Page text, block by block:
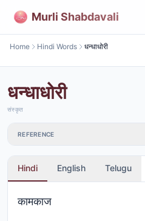
Murli Shabdavali
Home Hindi Words धन्धाधोरी
धन्धाधोरी
संस्कृत
REFERENCE
Hindi English Telugu
कामकाज